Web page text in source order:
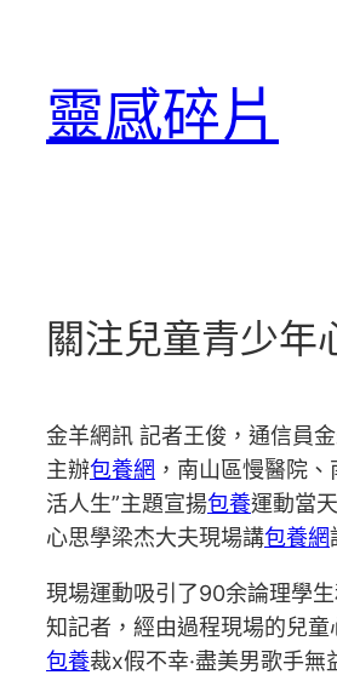
靈感碎片
關注兒童青少年
金羊網訊 記者王俊，通信員
主辦包養網 ，南山區慢醫院
活人生”主題宣揚包養運動當
心思學梁杰大夫現場講包養網
現場運動吸引了90余論理學
知記者，經由過程現場的兒
包養裁x假不幸·盡美男歌手